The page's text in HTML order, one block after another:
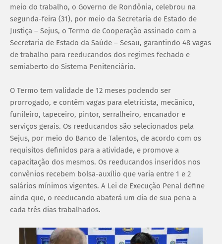
meio do trabalho, o Governo de Rondônia, celebrou na
segunda-feira (31), por meio da Secretaria de Estado de
Justiça – Sejus, o Termo de Cooperação assinado com a
Secretaria de Estado da Saúde – Sesau, garantindo 48 vagas
de trabalho para reeducandos dos regimes fechado e
semiaberto do Sistema Penitenciário.
O Termo tem validade de 12 meses podendo ser
prorrogado, e contém vagas para eletricista, mecânico,
funileiro, tapeceiro, pintor, serralheiro, encanador e
serviços gerais. Os reeducandos são selecionados pela
Sejus, por meio do Banco de Talentos, de acordo com os
requisitos definidos para a atividade, e promove a
capacitação dos mesmos. Os reeducandos inseridos nos
convênios recebem bolsa-auxílio que varia entre 1 e 2
salários mínimos vigentes. A Lei de Execução Penal define
ainda que, o reeducando abaterá um dia de sua pena a
cada três dias trabalhados.